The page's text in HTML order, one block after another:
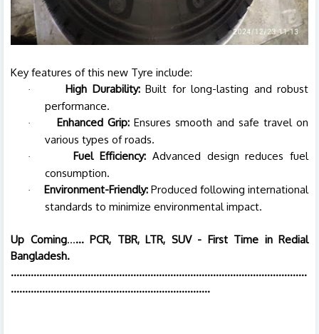
Key features of this new Tyre include:
· High Durability:Built for long-lasting and robust
performance.
· Enhanced Grip:Ensures smooth and safe travel on
various types of roads.
· Fuel Efficiency: Advanced design reduces fuel
consumption.
· Environment-Friendly:Produced following international
standards to minimize environmental impact.
Up Coming…... PCR, TBR, LTR, SUV - First Time in Redial
Bangladesh.
........................................................................................................
......................................................................